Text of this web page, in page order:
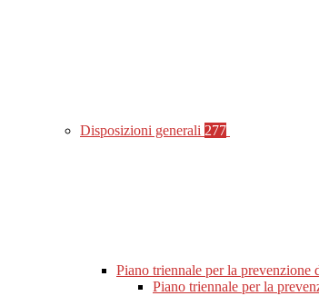
Disposizioni generali 277
Piano triennale per la prevenzione
Piano triennale per la